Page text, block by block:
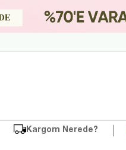
Kargom Nerede?